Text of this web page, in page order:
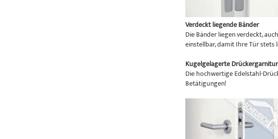
Verdeckt liegende Bänder
Die Bänder liegen verdeckt,
einstellbar, damit Ihre Tür stets
Kugelgelagerte Drückergarnitur
Die hochwertige Edelstahl-
Betätigungen!